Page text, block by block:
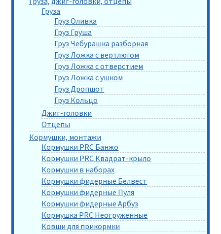
Груза
Груз Оливка
Груз Груша
Груз Чебурашка разборная
Груз Ложка с вертлюгом
Груз Ложка с отверстием
Груз Ложка с ушком
Груз Дропшот
Груз Кольцо
Джиг-головки
Отцепы
Кормушки, монтажи
Кормушки PRC Банжо
Кормушки PRC Квадрат-крыло
Кормушки в наборах
Кормушки фидерные Белвест
Кормушки фидерные Пуля
Кормушки фидерные Арбуз
Кормушка PRC Неогруженные
Ковши для прикормки